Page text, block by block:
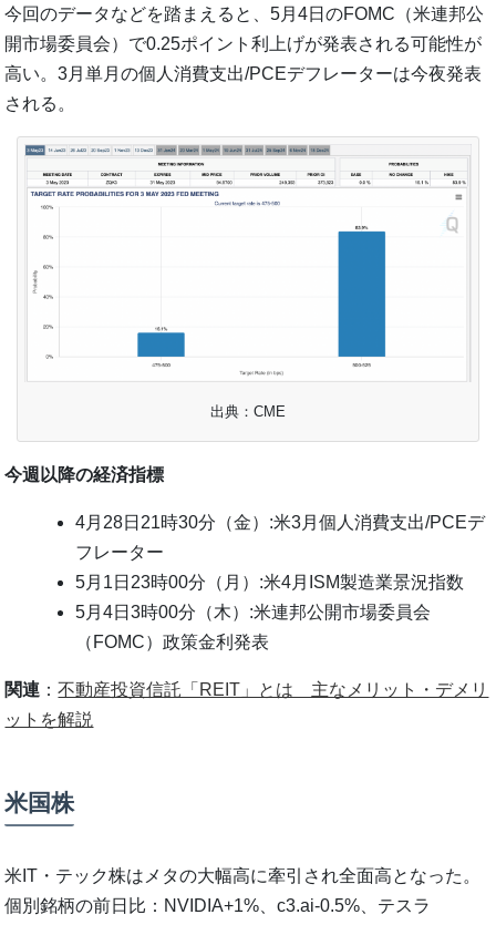
今回のデータなどを踏まえると、5月4日のFOMC（米連邦公
開市場委員会）で0.25ポイント利上げが発表される可能性が
高い。3月単月の個人消費支出/PCEデフレーターは今夜発表
される。
出典：CME
今週以降の経済指標
4月28日21時30分（金）:米3月個人消費支出/PCEデ
フレーター
5月1日23時00分（月）:米4月ISM製造業景況指数
5月4日3時00分（木）:米連邦公開市場委員会
（FOMC）政策金利発表
関連 ：不動産投資信託「REIT」とは 主なメリット・デメリ
ットを解説
米国株
米IT・テック株はメタの大幅高に牽引され全面高となった。
個別銘柄の前日比：NVIDIA+1%、c3.ai-0.5%、テスラ